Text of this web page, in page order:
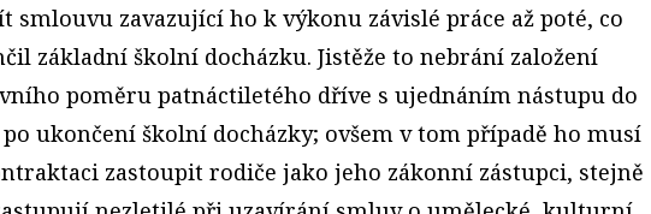
smlouvu zavazující ho k výkonu závislé práce až poté, co
základní školní docházku. Jistěže to nebrání založení
poměru patnáctiletého dříve s ujednáním nástupu do
ukončení školní docházky; ovšem v tom případě ho musí
zastoupit rodiče jako jeho zákonní zástupci, stejně